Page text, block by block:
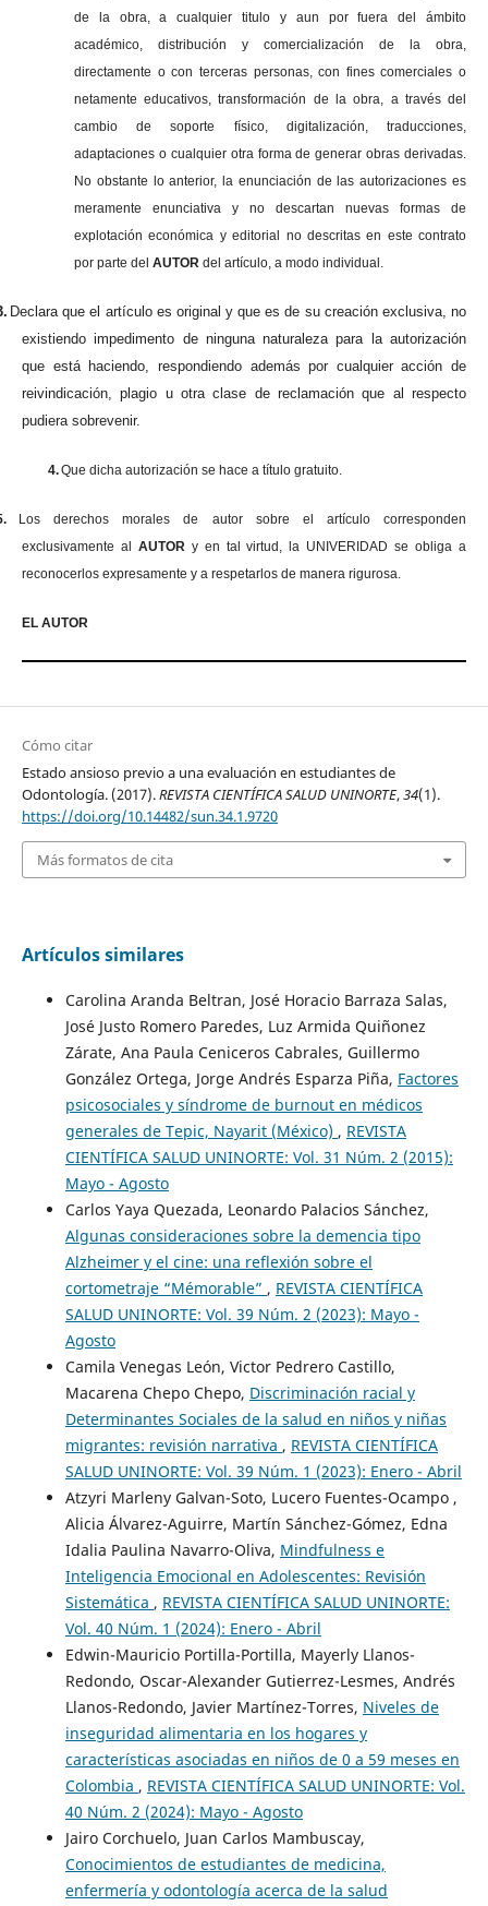
de la obra, a cualquier titulo y aun por fuera del ámbito
académico, distribución y comercialización de la obra,
directamente o con terceras personas, con fines comerciales o
netamente educativos, transformación de la obra, a través del
cambio de soporte físico, digitalización, traducciones,
adaptaciones o cualquier otra forma de generar obras derivadas.
No obstante lo anterior, la enunciación de las autorizaciones es
meramente enunciativa y no descartan nuevas formas de
explotación económica y editorial no descritas en este contrato
por parte del AUTORdel artículo, a modo individual.
Declara que el artículo es original y que es de su creación exclusiva, no
existiendo impedimento de ninguna naturaleza para la autorización
que está haciendo, respondiendo además por cualquier acción de
reivindicación, plagio u otra clase de reclamación que al respecto
pudiera sobrevenir.
4.Que dicha autorización se hace a título gratuito.
Los derechos morales de autor sobre el artículo corresponden
exclusivamente al AUTOR y en tal virtud, la UNIVERIDAD se obliga a
reconocerlos expresamente y a respetarlos de manera rigurosa.
EL AUTOR
Cómo citar
Estado ansioso previo a una evaluación en estudiantes de
Odontología. (2017).REVISTA CIENTÍFICA SALUD UNINORTE,34(1).
https://doi.org/10.14482/sun.34.1.9720
Más formatos de cita
Artículos similares
Carolina Aranda Beltran, José Horacio Barraza Salas,
José Justo Romero Paredes, Luz Armida Quiñonez
Zárate, Ana Paula Ceniceros Cabrales, Guillermo
González Ortega, Jorge Andrés Esparza Piña, Factores
psicosociales y síndrome de burnout en médicos
generales de Tepic, Nayarit (México) , REVISTA
CIENTÍFICA SALUD UNINORTE: Vol. 31 Núm. 2 (2015):
Mayo - Agosto
Carlos Yaya Quezada, Leonardo Palacios Sánchez,
Algunas consideraciones sobre la demencia tipo
Alzheimer y el cine: una reflexión sobre el
cortometraje “Mémorable” , REVISTA CIENTÍFICA
SALUD UNINORTE: Vol. 39 Núm. 2 (2023): Mayo -
Agosto
Camila Venegas León, Victor Pedrero Castillo,
Macarena Chepo Chepo, Discriminación racial y
Determinantes Sociales de la salud en niños y niñas
migrantes: revisión narrativa , REVISTA CIENTÍFICA
SALUD UNINORTE: Vol. 39 Núm. 1 (2023): Enero - Abril
Atzyri Marleny Galvan-Soto, Lucero Fuentes-Ocampo ,
Alicia Álvarez-Aguirre, Martín Sánchez-Gómez, Edna
Idalia Paulina Navarro-Oliva, Mindfulness e
Inteligencia Emocional en Adolescentes: Revisión
Sistemática , REVISTA CIENTÍFICA SALUD UNINORTE:
Vol. 40 Núm. 1 (2024): Enero - Abril
Edwin-Mauricio Portilla-Portilla, Mayerly Llanos-
Redondo, Oscar-Alexander Gutierrez-Lesmes, Andrés
Llanos-Redondo, Javier Martínez-Torres, Niveles de
inseguridad alimentaria en los hogares y
características asociadas en niños de 0 a 59 meses en
Colombia , REVISTA CIENTÍFICA SALUD UNINORTE: Vol.
40 Núm. 2 (2024): Mayo - Agosto
Jairo Corchuelo, Juan Carlos Mambuscay,
Conocimientos de estudiantes de medicina,
enfermería y odontología acerca de la salud